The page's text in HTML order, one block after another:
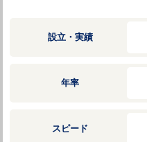
設立・実績
年率
スピード